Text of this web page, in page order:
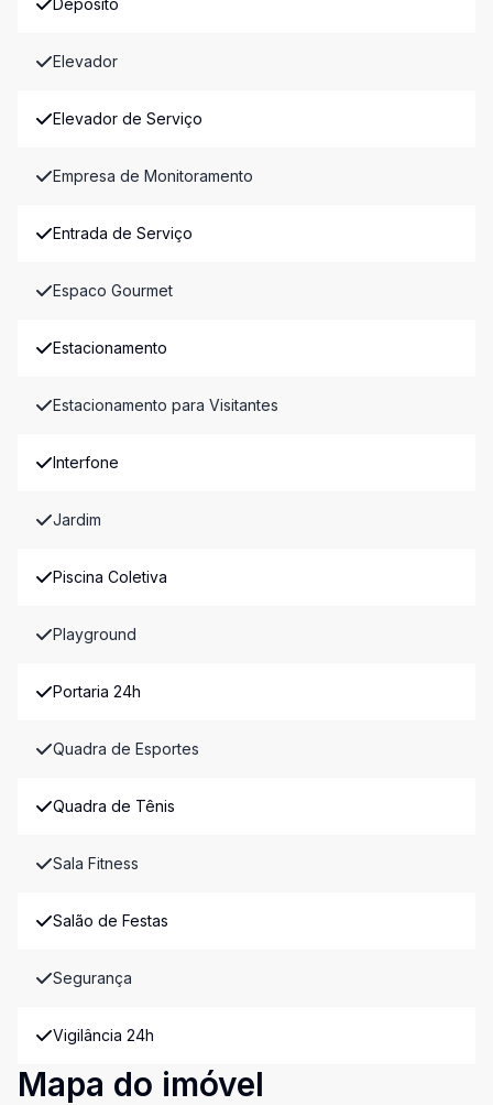
Depósito
Elevador
Elevador de Serviço
Empresa de Monitoramento
Entrada de Serviço
Espaco Gourmet
Estacionamento
Estacionamento para Visitantes
Interfone
Jardim
Piscina Coletiva
Playground
Portaria 24h
Quadra de Esportes
Quadra de Tênis
Sala Fitness
Salão de Festas
Segurança
Vigilância 24h
Mapa do imóvel